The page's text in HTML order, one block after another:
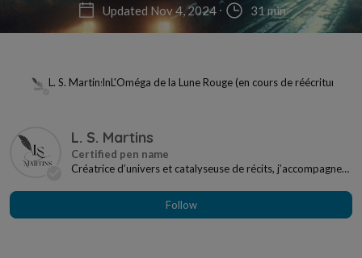
Updated Nov 4, 2024
31 min
L. S. MartinsInL'Oméga de la Lune Rouge (en cours de réécriture)
L. S. Martins
Créatrice d’univers et catalyseuse de récits, j’accompagne
Follow